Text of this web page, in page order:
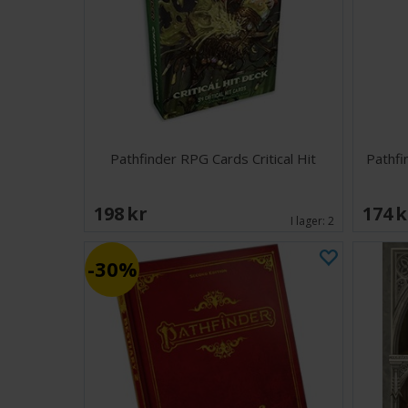
Pathfinder RPG Cards Critical Hit
198 SEK I lager:2 174
30%